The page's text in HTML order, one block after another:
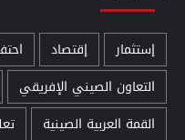
إستثمار إقتصاد
التعاون الصيني الإفريقي
القمة العربية الصينية